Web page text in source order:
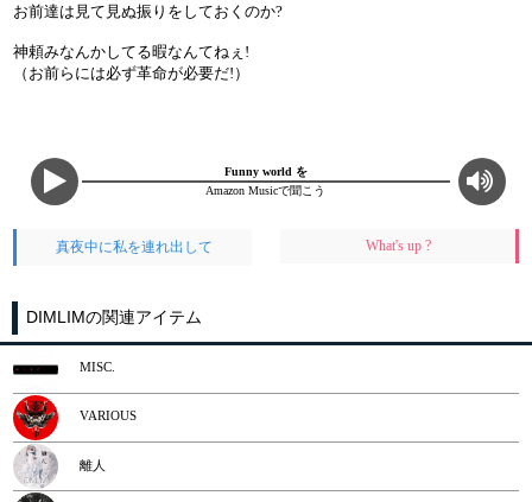
お前達は見て見ぬ振りをしておくのか?
神頼みなんかしてる暇なんてねぇ!
（お前らには必ず革命が必要だ!）
Funny world を
Amazon Musicで聞こう
真夜中に私を連れ出して What's up ?
DIMLIMの関連アイテム
MISC.
VARIOUS
離人